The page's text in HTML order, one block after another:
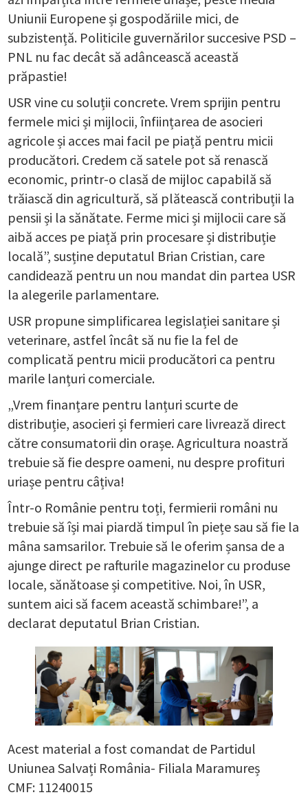
Uniunii Europene și gospodăriile mici, de
subzistență. Politicile guvernărilor succesive PSD –
PNL nu fac decât să adâncească această
prăpastie!
USR vine cu soluții concrete. Vrem sprijin pentru
fermele mici și mijlocii, înființarea de asocieri
agricole și acces mai facil pe piață pentru micii
producători. Credem că satele pot să renască
economic, printr-o clasă de mijloc capabilă să
trăiască din agricultură, să plătească contribuții la
pensii și la sănătate. Ferme mici și mijlocii care să
aibă acces pe piață prin procesare și distribuție
locală”, susține deputatul Brian Cristian, care
candidează pentru un nou mandat din partea USR
la alegerile parlamentare.
USR propune simplificarea legislației sanitare și
veterinare, astfel încât să nu fie la fel de
complicată pentru micii producători ca pentru
marile lanțuri comerciale.
„Vrem finanțare pentru lanțuri scurte de
distribuție, asocieri și fermieri care livrează direct
către consumatorii din orașe. Agricultura noastră
trebuie să fie despre oameni, nu despre profituri
uriașe pentru câțiva!
Într-o Românie pentru toți, fermierii români nu
trebuie să își mai piardă timpul în piețe sau să fie la
mâna samsarilor. Trebuie să le oferim șansa de a
ajunge direct pe rafturile magazinelor cu produse
locale, sănătoase și competitive. Noi, în USR,
suntem aici să facem această schimbare!”, a
declarat deputatul Brian Cristian.
Acest material a fost comandat de Partidul
Uniunea Salvați România- Filiala Maramureș
CMF: 11240015